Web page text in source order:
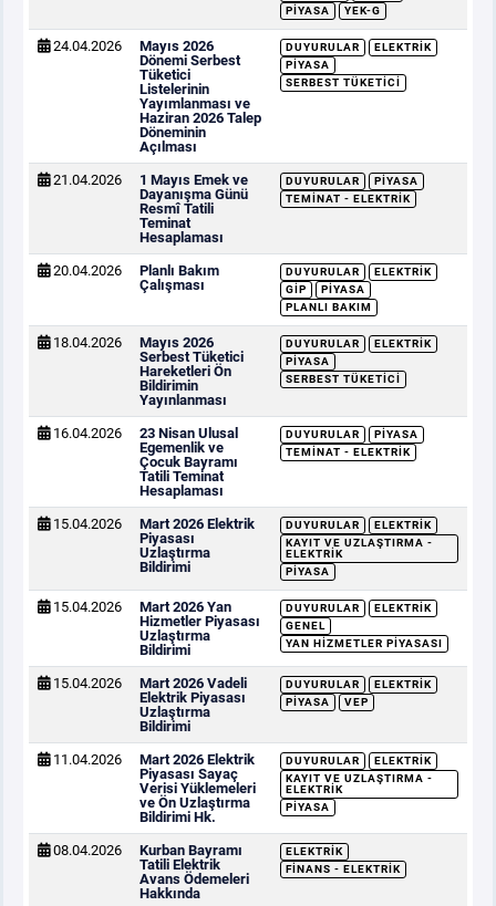
PIYASA
YEK-G
24.04.2026
Mayıs 2026
Dönemi Serbest
Tüketici
Listelerinin
Yayımlanması ve
Haziran 2026 Talep
Döneminin
Açılması
DUYURULAR
ELEKTRIK
PIYASA
SERBEST TÜKETICI
21.04.2026
1 Mayıs Emek ve
Dayanışma Günü
Resmî Tatili
Teminat
Hesaplaması
DUYURULAR
PIYASA
TEMINAT - ELEKTRIK
20.04.2026
Planlı Bakım
Çalışması
DUYURULAR
ELEKTRIK
GİP
PIYASA
PLANLI BAKIM
18.04.2026
Mayıs 2026
Serbest Tüketici
Hareketleri Ön
Bildirimin
Yayınlanması
DUYURULAR
ELEKTRIK
PIYASA
SERBEST TÜKETICI
16.04.2026
23 Nisan Ulusal
Egemenlik ve
Çocuk Bayramı
Tatili Teminat
Hesaplaması
DUYURULAR
PIYASA
TEMINAT - ELEKTRIK
15.04.2026
Mart 2026 Elektrik
Piyasası
Uzlaştırma
Bildirimi
DUYURULAR
ELEKTRIK
KAYIT VE UZLAŞTIRMA -
ELEKTRIK
PIYASA
15.04.2026
Mart 2026 Yan
Hizmetler Piyasası
Uzlaştırma
Bildirimi
DUYURULAR
ELEKTRIK
GENEL
YAN HIZMETLER PIYASASI
15.04.2026
Mart 2026 Vadeli
Elektrik Piyasası
Uzlaştırma
Bildirimi
DUYURULAR
ELEKTRIK
PIYASA
VEP
11.04.2026
Mart 2026 Elektrik
Piyasası Sayaç
Verisi Yüklemeleri
ve Ön Uzlaştırma
Bildirimi Hk.
DUYURULAR
ELEKTRIK
KAYIT VE UZLAŞTIRMA -
ELEKTRIK
PIYASA
08.04.2026
Kurban Bayramı
Tatili Elektrik
Avans Ödemeleri
Hakkında
ELEKTRIK
FINANS - ELEKTRIK